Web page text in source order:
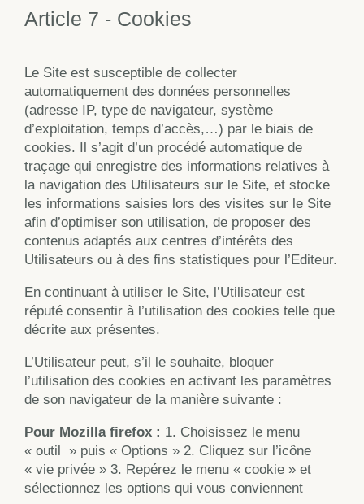
Article 7 - Cookies
Le Site est susceptible de collecter
automatiquement des données personnelles
(adresse IP, type de navigateur, système
d’exploitation, temps d’accès,…) par le biais de
cookies. Il s’agit d’un procédé automatique de
traçage qui enregistre des informations relatives à
la navigation des Utilisateurs sur le Site, et stocke
les informations saisies lors des visites sur le Site
afin d’optimiser son utilisation, de proposer des
contenus adaptés aux centres d’intérêts des
Utilisateurs ou à des fins statistiques pour l’Editeur.
En continuant à utiliser le Site, l’Utilisateur est
réputé consentir à l’utilisation des cookies telle que
décrite aux présentes.
L’Utilisateur peut, s’il le souhaite, bloquer
l’utilisation des cookies en activant les paramètres
de son navigateur de la manière suivante :
Pour Mozilla firefox : 1. Choisissez le menu
« outil » puis « Options » 2. Cliquez sur l’icône
« vie privée » 3. Repérez le menu « cookie » et
sélectionnez les options qui vous conviennent